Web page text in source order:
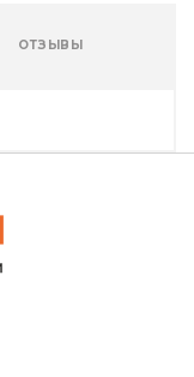
ОТЗЫВЫ